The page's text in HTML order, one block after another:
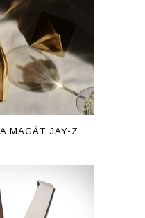
MAGÁT JAY-Z